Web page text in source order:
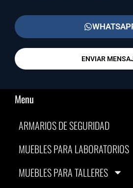
ENVIAR
Menu
ARMARIOS DE SEGURIDAD
MUEBLES PARA LABORATORIOS
MUEBLES PARA TALLERES